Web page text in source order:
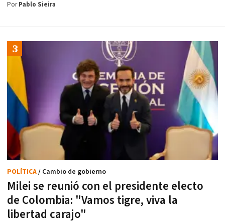
PorPablo Sieira
Milei se reunió con el presidente electo
de Colombia: "Vamos tigre, viva la
libertad carajo"
POLÍTICA/ Cambio de gobierno